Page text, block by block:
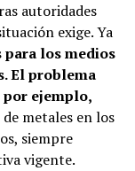
autoridades
exige. Ya
para los medios
El problema
por ejemplo,
de metales en los
siempre
vigente.